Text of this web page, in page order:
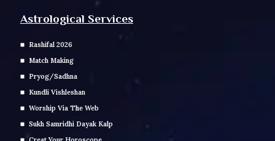
Astrological Services
Rashifal 2026
Match Making
Pryog/Sadhna
Kundli Vishleshan
Worship Via The Web
Sukh Samridhi Dayak Kalp